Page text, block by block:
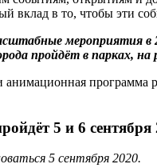
вклад в то, чтобы эти
мероприятия в
пройдёт в парках,
программа
5 и 6 сентября
5 сентября 2020.